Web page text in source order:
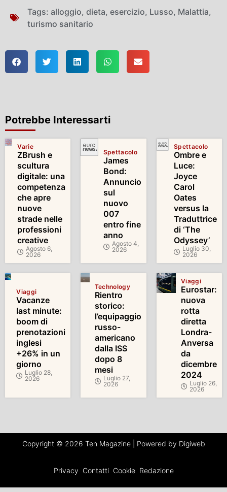
Tags: alloggio, dieta, esercizio, Lusso, Malattia,
turismo sanitario
Potrebbe Interessarti
Varie
ZBrush e
scultura
digitale: una
competenza
che apre
nuove
strade nelle
professioni
creative
Agosto 6,
2026
Spettacolo
James
Bond:
Annuncio
sul
nuovo
007
entro fine
anno
Agosto 4,
2026
Spettacolo
Ombre e
Luce:
Joyce
Carol
Oates
versus la
Traduttrice
di ‘The
Odyssey’
Luglio 30,
2026
Viaggi
Vacanze
last minute:
boom di
prenotazioni
inglesi
+26% in un
giorno
Luglio 28,
2026
Technology
Rientro
storico:
l’equipaggio
russo-
americano
dalla ISS
dopo 8
mesi
Luglio 27,
2026
Viaggi
Eurostar:
nuova
rotta
diretta
Londra-
Anversa
da
dicembre
2024
Luglio 26,
2026
Copyright © 2026 Ten Magazine | Powered by Digiweb
Privacy Contatti Cookie Redazione